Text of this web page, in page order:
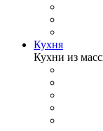
Кухня
Кухни из